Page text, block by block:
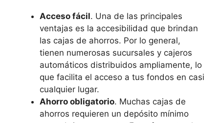
Acceso fácil. Una de las principales
ventajas es la accesibilidad que brindan
las cajas de ahorros. Por lo general,
tienen numerosas sucursales y cajeros
automáticos distribuidos ampliamente, lo
que facilita el acceso a tus fondos en casi
cualquier lugar.
Ahorro obligatorio. Muchas cajas de
ahorros requieren un depósito mínimo